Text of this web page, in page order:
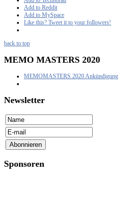
Add to Reddit
Add to MySpace
Like this? Tweet it to your followers!
back to top
MEMO MASTERS 2020
MEMOMASTERS 2020 Ankündigung
Newsletter
Sponsoren